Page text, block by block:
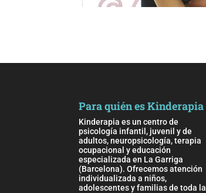
Para quién es Kinderapia
Kinderapia es un centro de
psicología infantil, juvenil y de
adultos, neuropsicología, terapia
ocupacional y educación
especializada en La Garriga
(Barcelona). Ofrecemos atención
individualizada a niños,
adolescentes y familias de toda la